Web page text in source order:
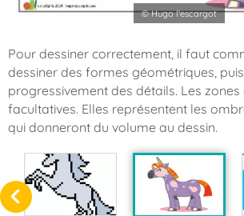
© Hugo l'escargot
Pour dessiner correctement, il faut
dessiner des formes géométriques,
progressivement des détails. Les
facultatives. Elles représentent les
qui donneront du volume au dessin.